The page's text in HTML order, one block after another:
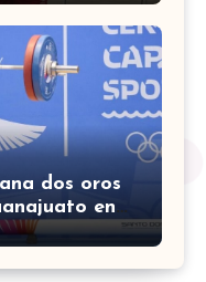
dos oros
en
2026